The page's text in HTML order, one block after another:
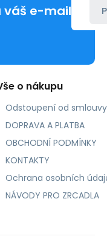
váš e-mail
o nákupu
Odstoupení od smlouvy
DOPRAVA A PLATBA
OBCHODNÍ PODMÍNKY
KONTAKTY
Ochrana osobních
NÁVODY PRO ZRCADLA